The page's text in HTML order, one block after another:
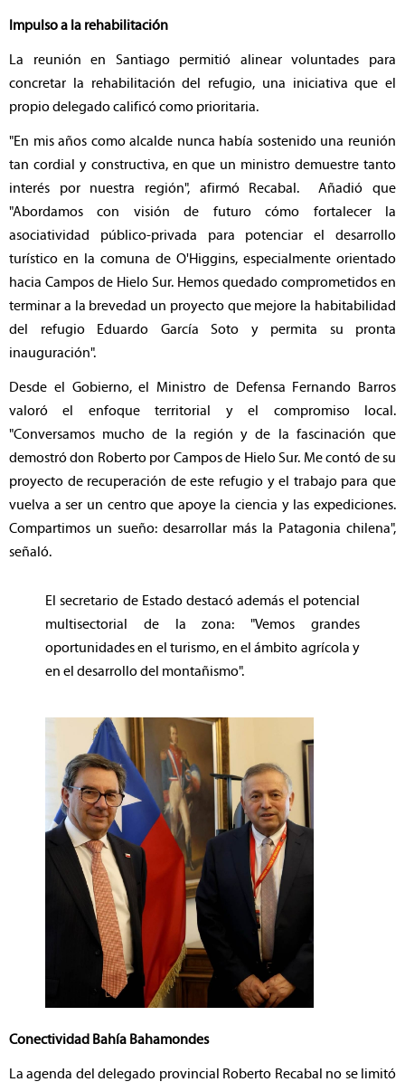
Impulso a la rehabilitación
La reunión en Santiago permitió alinear voluntades para
concretar la rehabilitación del refugio, una iniciativa que el
propio delegado calificó como prioritaria.
"En mis años como alcalde nunca había sostenido una reunión
tan cordial y constructiva, en que un ministro demuestre tanto
interés por nuestra región", afirmó Recabal. Añadió que
"Abordamos con visión de futuro cómo fortalecer la
asociatividad público-privada para potenciar el desarrollo
turístico en la comuna de O'Higgins, especialmente orientado
hacia Campos de Hielo Sur. Hemos quedado comprometidos en
terminar a la brevedad un proyecto que mejore la habitabilidad
del refugio Eduardo García Soto y permita su pronta
inauguración".
Desde el Gobierno, el Ministro de Defensa Fernando Barros
valoró el enfoque territorial y el compromiso local.
"Conversamos mucho de la región y de la fascinación que
demostró don Roberto por Campos de Hielo Sur. Me contó de su
proyecto de recuperación de este refugio y el trabajo para que
vuelva a ser un centro que apoye la ciencia y las expediciones.
Compartimos un sueño: desarrollar más la Patagonia chilena",
señaló.
El secretario de Estado destacó además el potencial
multisectorial de la zona: "Vemos grandes
oportunidades en el turismo, en el ámbito agrícola y
en el desarrollo del montañismo".
Conectividad Bahía Bahamondes
La agenda del delegado provincial Roberto Recabal no se limitó